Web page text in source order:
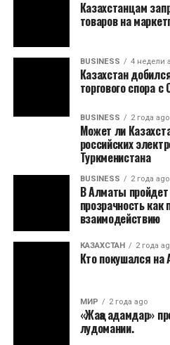
Казахстанцам
товаров на
BUSINESS 4 недели
Казахстан
торгового спора
BUSINESS 2 года ago
Может ли
российских
Туркменистана
BUSINESS 2 года ago
В Алматы
прозрачность
взаимодействию
КАЗАХСТАН 2 года
Кто покушался
МИР 2 года ago
«Жаңа адамдар»
лудомании.